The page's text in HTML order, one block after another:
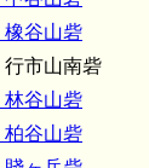
橡谷山砦
行市山南砦
林谷山砦
柏谷山砦